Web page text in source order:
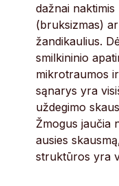
dažnai naktimis
(bruksizmas)
žandikaulius.
smilkininio
mikrotraumos
sąnarys yra
uždegimo
Žmogus jaučia
ausies
struktūros yra